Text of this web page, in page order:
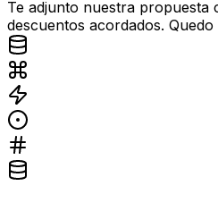
Te adjunto nuestra propuesta
descuentos acordados. Quedo